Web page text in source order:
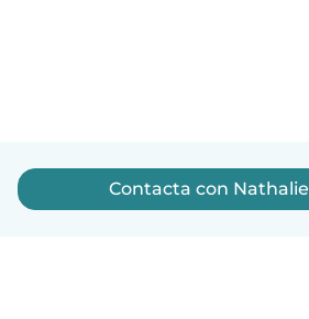
Contacta con Nathalie